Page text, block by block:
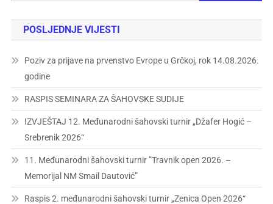
POSLJEDNJE VIJESTI
Poziv za prijave na prvenstvo Evrope u Grčkoj, rok 14.08.2026.
godine
RASPIS SEMINARA ZA ŠAHOVSKE SUDIJE
IZVJEŠTAJ 12. Međunarodni šahovski turnir „Džafer Hogić –
Srebrenik 2026“
11. Međunarodni šahovski turnir ”Travnik open 2026. –
Memorijal NM Smail Dautović”
Raspis 2. međunarodni šahovski turnir „Zenica Open 2026“